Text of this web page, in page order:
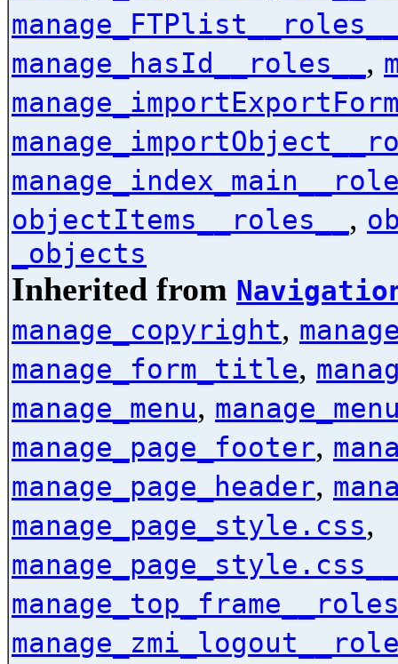
manage_hasId__roles__ ,
objectItems__roles__ ,
_objects
Inherited from
manage_copyright,
manage_form_title,
manage_menu,
manage_page_footer,
manage_page_header,
manage_page_style.css,